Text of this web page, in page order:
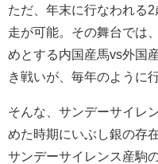
ただ、年末に行なわれる
走が可能。その舞台では
めとする内国産馬vs外国
き戦いが、毎年のように
そんな、サンデーサイレ
めた時期にいぶし銀の存
サンデーサイレンス産駒